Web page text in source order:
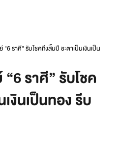
ราศี" รับโชคถึงสิ้นปี ชะตาเป็นเงินเป็น
ราศี” รับโชค
งินเป็นทอง รีบ